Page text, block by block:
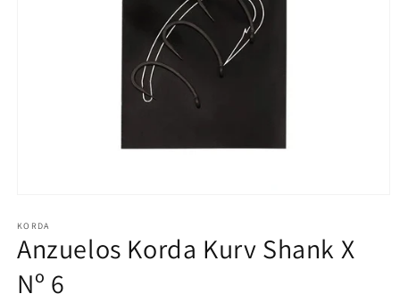
multimedia
1
en
ventana
modal
KORDA
Anzuelos Korda Kurv Shank X
Nº 6